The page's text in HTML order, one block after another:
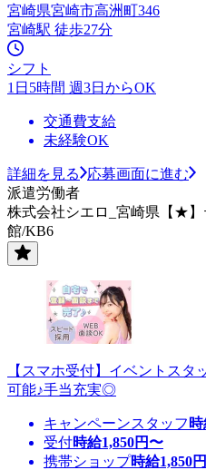
宮崎県宮崎市高洲町346
宮崎駅 徒歩27分
シフト
1日5時間 週3日からOK
交通費支給
未経験OK
詳細を見る
応募画面に進む
派遣労働者
株式会社シエロ_宮崎県【★
館/KB6
【スマホ受付】イベントス
可能♪手当充実◎
キャンペーンスタッフ
受付時給1,850円〜
携帯ショップ時給1,850